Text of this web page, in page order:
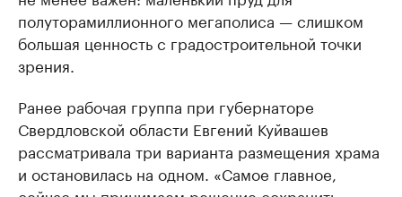
полуторамиллионного мегаполиса — слишком
большая ценность с градостроительной точки
зрения.
Ранее рабочая группа при губернаторе
Свердловской области Евгений Куйвашев
рассматривала три варианта размещения храма
и остановилась на одном. «Самое главное,